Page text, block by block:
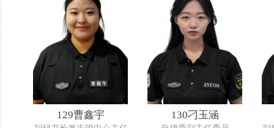
129曹鑫宇 130刁玉涵